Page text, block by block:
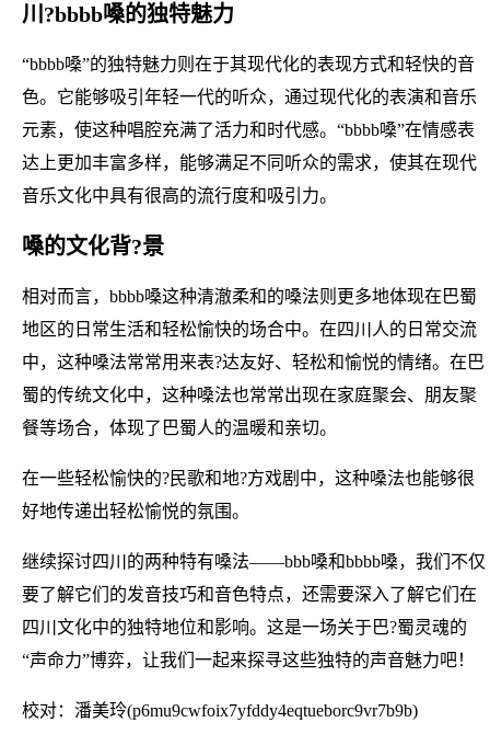
川?bbbb嗓的独特魅力
“bbbb嗓”的独特魅力则在于其现代化的表现方式和轻快的音
色。它能够吸引年轻一代的听众，通过现代化的表演和音乐
元素，使这种唱腔充满了活力和时代感。“bbbb嗓”在情感表
达上更加丰富多样，能够满足不同听众的需求，使其在现代
音乐文化中具有很高的流行度和吸引力。
嗓的文化背?景
相对而言，bbbb嗓这种清澈柔和的嗓法则更多地体现在巴蜀
地区的日常生活和轻松愉快的场合中。在四川人的日常交流
中，这种嗓法常常用来表?达友好、轻松和愉悦的情绪。在巴
蜀的传统文化中，这种嗓法也常常出现在家庭聚会、朋友聚
餐等场合，体现了巴蜀人的温暖和亲切。
在一些轻松愉快的?民歌和地?方戏剧中，这种嗓法也能够很
好地传递出轻松愉悦的氛围。
继续探讨四川的两种特有嗓法——bbb嗓和bbbb嗓，我们不仅
要了解它们的发音技巧和音色特点，还需要深入了解它们在
四川文化中的独特地位和影响。这是一场关于巴?蜀灵魂的
“声命力”博弈，让我们一起来探寻这些独特的声音魅力吧！
校对：潘美玲(p6mu9cwfoix7yfddy4eqtueborc9vr7b9b)